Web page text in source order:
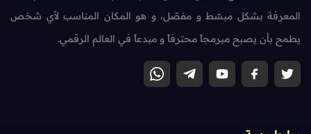
المعرفة بشكل مبسّط و مفصّل، و هو المكان المناسب لأي شخص
يطمح بأن يصبح مبرمجاً محترفاً و مبدعاً في العالم الرقمي.